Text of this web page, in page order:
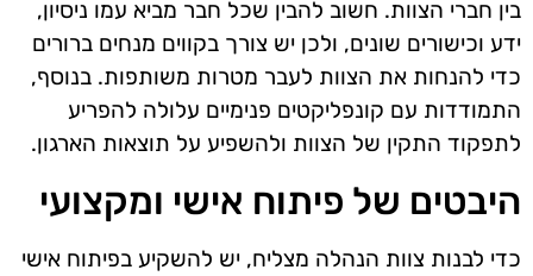
בין חברי הצוות. חשוב להבין שכל חבר מביא עמו ניסיון,
ידע וכישורים שונים, ולכן יש צורך בקווים מנחים ברורים
כדי להנחות את הצוות לעבר מטרות משותפות. בנוסף,
התמודדות עם קונפליקטים פנימיים עלולה להפריע
לתפקוד התקין של הצוות ולהשפיע על תוצאות הארגון.
היבטים של פיתוח אישי ומקצועי
כדי לבנות צוות הנהלה מצליח, יש להשקיע בפיתוח אישי